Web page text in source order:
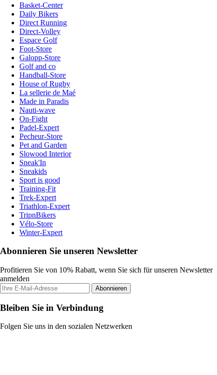
Basket-Center
Daily Bikers
Direct Running
Direct-Volley
Espace Golf
Foot-Store
Galopp-Store
Golf and co
Handball-Store
House of Rugby
La sellerie de Maé
Made in Paradis
Nauti-wave
On-Fight
Padel-Expert
Pecheur-Store
Pet and Garden
Slowood Interior
Sneak'In
Sneakids
Sport is good
Training-Fit
Trek-Expert
Triathlon-Expert
TripnBikers
Vélo-Store
Winter-Expert
Abonnieren Sie unseren Newsletter
Profitieren Sie von 10% Rabatt, wenn Sie sich für unseren Newsletter
anmelden
Abonnieren
Bleiben Sie in Verbindung
Folgen Sie uns in den sozialen Netzwerken